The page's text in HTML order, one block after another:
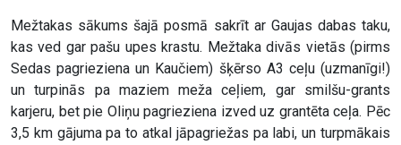
Mežtakas sākums šajā posmā sakrīt ar Gaujas dabas taku,
kas ved gar pašu upes krastu. Mežtaka divās vietās (pirms
Sedas pagrieziena un Kaučiem) šķērso A3 ceļu (uzmanīgi!)
un turpinās pa maziem meža ceļiem, gar smilšu-grants
karjeru, bet pie Oliņu pagrieziena izved uz grantēta ceļa. Pēc
3,5 km gājuma pa to atkal jāpagriežas pa labi, un turpmākais